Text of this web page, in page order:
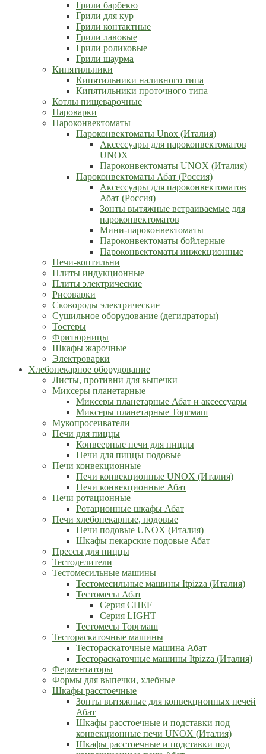
Грили барбекю
Грили для кур
Грили контактные
Грили лавовые
Грили роликовые
Грили шаурма
Кипятильники
Кипятильники наливного типа
Кипятильники проточного типа
Котлы пищеварочные
Пароварки
Пароконвектоматы
Пароконвектоматы Unox (Италия)
Аксессуары для пароконвектоматов
UNOX
Пароконвектоматы UNOX (Италия)
Пароконвектоматы Абат (Россия)
Аксессуары для пароконвектоматов
Абат (Россия)
Зонты вытяжные встраиваемые для
пароконвектоматов
Мини-пароконвектоматы
Пароконвектоматы бойлерные
Пароконвектоматы инжекционные
Печи-коптильни
Плиты индукционные
Плиты электрические
Рисоварки
Сковороды электрические
Сушильное оборудование (дегидраторы)
Тостеры
Фритюрницы
Шкафы жарочные
Электроварки
Хлебопекарное оборудование
Листы, противни для выпечки
Миксеры планетарные
Миксеры планетарные Абат и аксессуары
Миксеры планетарные Торгмаш
Мукопросеиватели
Печи для пиццы
Конвеерные печи для пиццы
Печи для пиццы подовые
Печи конвекционные
Печи конвекционные UNOX (Италия)
Печи конвекционные Абат
Печи ротационные
Ротационные шкафы Абат
Печи хлебопекарные, подовые
Печи подовые UNOX (Италия)
Шкафы пекарские подовые Абат
Прессы для пиццы
Тестоделители
Тестомесильные машины
Тестомесильные машины Itpizza (Италия)
Тестомесы Абат
Серия CHEF
Серия LIGHT
Тестомесы Торгмаш
Тестораскаточные машины
Тестораскаточные машина Абат
Тестораскаточные машины Itpizza (Италия)
Ферментаторы
Формы для выпечки, хлебные
Шкафы расстоечные
Зонты вытяжные для конвекционных печей
Абат
Шкафы расстоечные и подставки под
конвекционные печи UNOX (Италия)
Шкафы расстоечные и подставки под